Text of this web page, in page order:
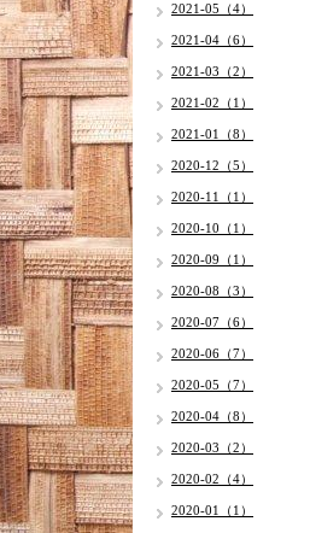
2021-05（4）
2021-04（6）
2021-03（2）
2021-02（1）
2021-01（8）
2020-12（5）
2020-11（1）
2020-10（1）
2020-09（1）
2020-08（3）
2020-07（6）
2020-06（7）
2020-05（7）
2020-04（8）
2020-03（2）
2020-02（4）
2020-01（1）